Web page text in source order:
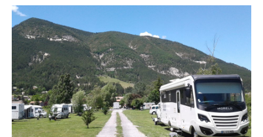
A pochi metri dal villaggio, godetevi questo tranquillo
spazio verde, con una magnifica vista sulle cime
circostanti. Siete vicini al Verdon e alla partenza di
numerose escursioni.